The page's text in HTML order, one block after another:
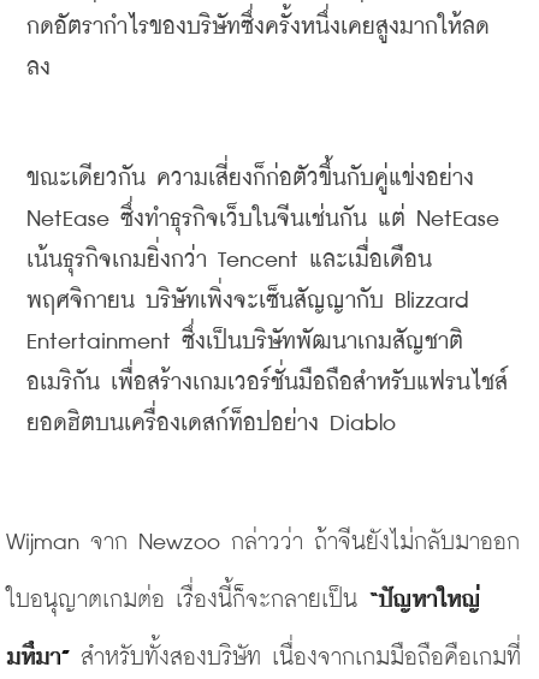
กดอัตรากำไรของบริษัทซึ่งครั้งหนึ่งเคยสูงมากให้ลด
ลง
ขณะเดียวกัน ความเสี่ยงก็ก่อตัวขึ้นกับคู่แข่งอย่าง
NetEase ซึ่งทำธุรกิจเว็บในจีนเช่นกัน แต่
เน้นธุรกิจเกมยิ่งกว่า Tencent และเมื่อเดือน
พฤศจิกายน บริษัทเพิ่งจะเซ็นสัญญากับ Blizzard
Entertainment ซึ่งเป็นบริษัทพัฒนาเกมสัญชาติ
อเมริกัน เพื่อสร้างเกมเวอร์ชั่นมือถือสำหรับแฟรนไชส์
ยอดฮิตบนเครื่องเดสก์ท็อปอย่าง Diablo
Wijman จาก Newzoo กล่าวว่า ถ้าจีนยังไม่กลับมาออก
ใบอนุญาตเกมต่อ เรื่องนี้ก็จะกลายเป็น “ปัญหาใหญ่
มหึมา” สำหรับทั้งสองบริษัท เนื่องจากเกมมือถือคือเกมที่